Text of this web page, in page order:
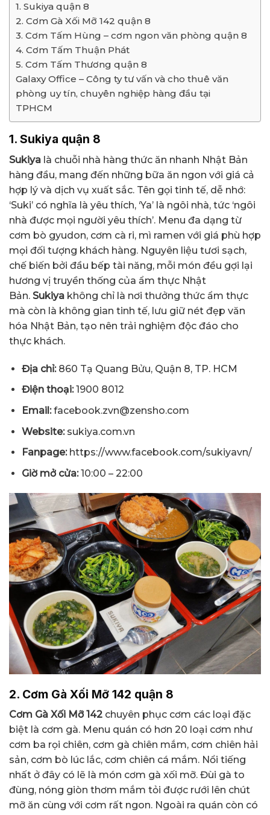
1. Sukiya quận 8
2. Cơm Gà Xối Mỡ 142 quận 8
3. Cơm Tấm Hùng – cơm ngon văn phòng quận 8
4. Cơm Tấm Thuận Phát
5. Cơm Tấm Thương quận 8
Galaxy Office – Công ty tư vấn và cho thuê văn
phòng uy tín, chuyên nghiệp hàng đầu tại
TPHCM
1. Sukiya quận 8
Sukiya là chuỗi nhà hàng thức ăn nhanh Nhật Bản
hàng đầu, mang đến những bữa ăn ngon với giá cả
hợp lý và dịch vụ xuất sắc. Tên gọi tinh tế, dễ nhớ:
‘Suki’ có nghĩa là yêu thích, ‘Ya’ là ngôi nhà, tức ‘ngôi
nhà được mọi người yêu thích’. Menu đa dạng từ
cơm bò gyudon, cơm cà ri, mì ramen với giá phù hợp
mọi đối tượng khách hàng. Nguyên liệu tươi sạch,
chế biến bởi đầu bếp tài năng, mỗi món đều gợi lại
hương vị truyền thống của ẩm thực Nhật
Bản. Sukiya không chỉ là nơi thưởng thức ẩm thực
mà còn là không gian tinh tế, lưu giữ nét đẹp văn
hóa Nhật Bản, tạo nên trải nghiệm độc đáo cho
thực khách.
Địa chỉ: 860 Tạ Quang Bửu, Quận 8, TP. HCM
Điện thoại:1900 8012
Email:facebook.zvn@zensho.com
Website: sukiya.com.vn
Fanpage: https://www.facebook.com/sukiyavn/
Giờ mở cửa:10:00 – 22:00
2. Cơm Gà Xối Mỡ 142 quận 8
Cơm Gà Xối Mỡ 142 chuyên phục cơm các loại đặc
biệt là cơm gà. Menu quán có hơn 20 loại cơm như
cơm ba rọi chiên, cơm gà chiên mắm, cơm chiên hải
sản, cơm bò lúc lắc, cơm chiên cá mắm. Nổi tiếng
nhất ở đây có lẽ là món cơm gà xối mỡ. Đùi gà to
đùng, nóng giòn thơm mắm tỏi được rưới lên chút
mỡ ăn cùng với cơm rất ngon. Ngoài ra quán còn có